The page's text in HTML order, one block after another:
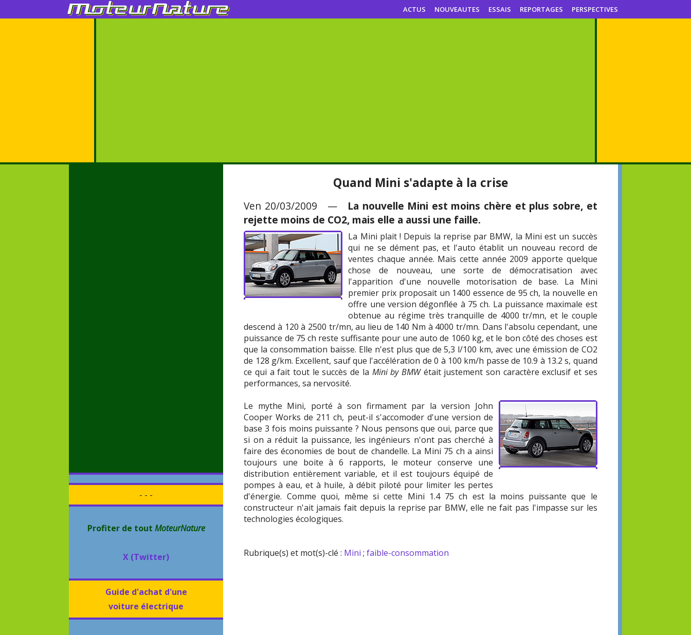
ACTUS NOUVEAUTES ESSAIS REPORTAGES PERSPECTIVES
- - -
Profiter de tout MoteurNature
X (Twitter)
Guide d'achat d'une
voiture électrique
Quand Mini s'adapte à la crise
Ven 20/03/2009 — La nouvelle Mini est moins chère et plus sobre, et
rejette moins de CO2, mais elle a aussi une faille.
La Mini plait ! Depuis la reprise par BMW, la Mini est un succès
qui ne se dément pas, et l'auto établit un nouveau record de
ventes chaque année. Mais cette année 2009 apporte quelque
chose de nouveau, une sorte de démocratisation avec
l'apparition d'une nouvelle motorisation de base. La Mini
premier prix proposait un 1400 essence de 95 ch, la nouvelle en
offre une version dégonflée à 75 ch. La puissance maximale est
obtenue au régime très tranquille de 4000 tr/mn, et le couple
descend à 120 à 2500 tr/mn, au lieu de 140 Nm à 4000 tr/mn. Dans l'absolu cependant, une
puissance de 75 ch reste suffisante pour une auto de 1060 kg, et le bon côté des choses est
que la consommation baisse. Elle n'est plus que de 5,3 l/100 km, avec une émission de CO2
de 128 g/km. Excellent, sauf que l'accélération de 0 à 100 km/h passe de 10.9 à 13.2 s, quand
ce qui a fait tout le succès de la Mini by BMWétait justement son caractère exclusif et ses
performances, sa nervosité.
Le mythe Mini, porté à son firmament par la version John
Cooper Works de 211 ch, peut-il s'accomoder d'une version de
base 3 fois moins puissante ? Nous pensons que oui, parce que
si on a réduit la puissance, les ingénieurs n'ont pas cherché à
faire des économies de bout de chandelle. La Mini 75 ch a ainsi
toujours une boite à 6 rapports, le moteur conserve une
distribution entièrement variable, et il est toujours équipé de
pompes à eau, et à huile, à débit piloté pour limiter les pertes
d'énergie. Comme quoi, même si cette Mini 1.4 75 ch est la moins puissante que le
constructeur n'ait jamais fait depuis la reprise par BMW, elle ne fait pas l'impasse sur les
technologies écologiques.
Rubrique(s) et mot(s)-clé : Mini ;faible-consommation